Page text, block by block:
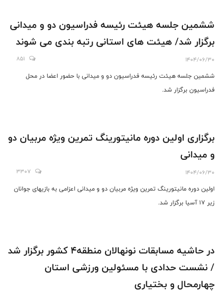
ششمین جلسه هیئت رئیسه فدراسیون دو و میدانی
برگزار شد/ هیئت های استانی رتبه بندی می شوند
1404/06/30
851
ششمین جلسه هیئت رئیسه فدراسیون دو و میدانی با حضور اعضا در محل
فدراسیون برگزار شد.
برگزاری اولین دوره مانیتورینگ تمرین ویژه مربیان دو
و میدانی
1404/06/30
3307
اولین دوره مانیتورینگ تمرین ویژه مربیان دو و میدانی اعزامی به بازیهای جوانان
زیر 17 آسیا برگزار شد.
در حاشیه مسابقات نونهالان منطقه4 کشور برگزار شد
/ نشست حدادی با مسئولین ورزشی استان
چهارمحال و بختیاری